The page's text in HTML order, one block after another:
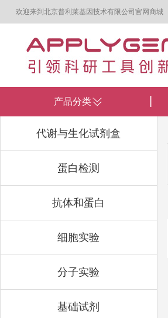
欢迎来到北京普利莱基因技术有限公司官网商城
产品分类
代谢与生化试剂盒
蛋白检测
抗体和蛋白
细胞实验
分子实验
基础试剂